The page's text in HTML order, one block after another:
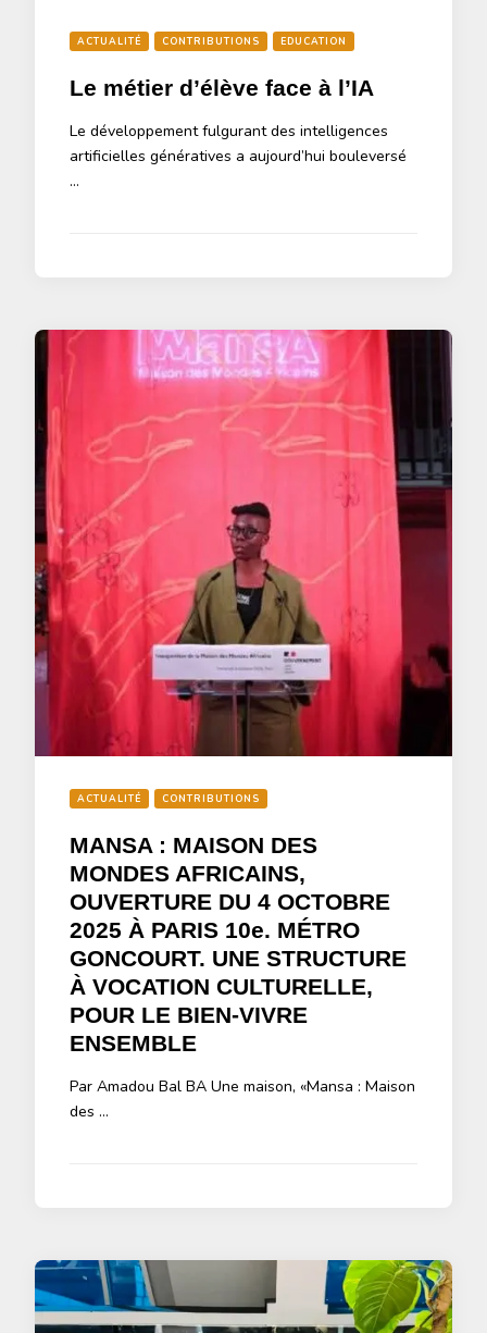
ACTUALITÉ CONTRIBUTIONS EDUCATION
Le métier d’élève face à l’IA
Le développement fulgurant des intelligences
artificielles génératives a aujourd’hui bouleversé
…
ACTUALITÉ CONTRIBUTIONS
MANSA : MAISON DES
MONDES AFRICAINS,
OUVERTURE DU 4 OCTOBRE
2025 À PARIS 10e. MÉTRO
GONCOURT. UNE STRUCTURE
À VOCATION CULTURELLE,
POUR LE BIEN-VIVRE
ENSEMBLE
Par Amadou Bal BA Une maison, «Mansa : Maison
des …